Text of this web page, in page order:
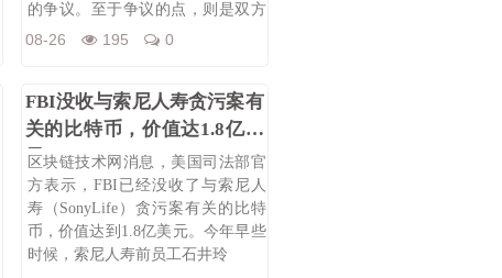
的争议。至于争议的点，则是双方
签订的
08-26 195 0
FBI没收与索尼人寿贪污案有
关的比特币，价值达1.8亿美
元
区块链技术网消息，美国司法部官
方表示，FBI已经没收了与索尼人
寿（SonyLife）贪污案有关的比特
币，价值达到1.8亿美元。今年早些
时候，索尼人寿前员工石井玲